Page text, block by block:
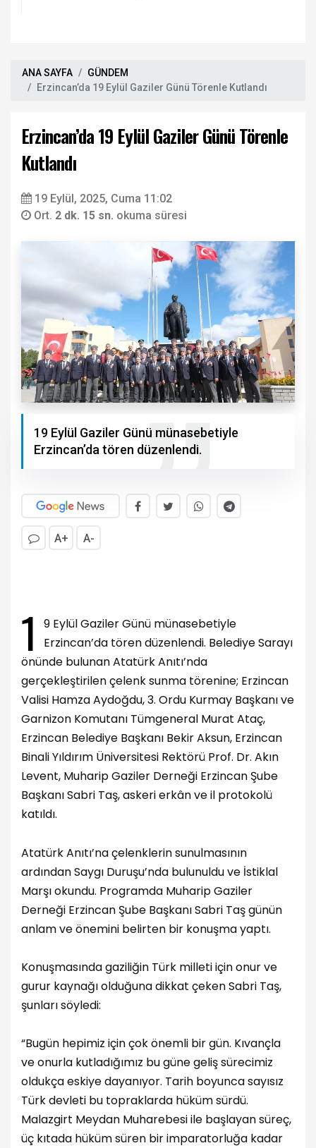
ANA SAYFA
GÜNDEM
Erzincan’da 19 Eylül Gaziler Günü Törenle Kutlandı
Erzincan’da 19 Eylül Gaziler Günü Törenle
Kutlandı
19 Eylül, 2025, Cuma 11:02
Ort. 2 dk. 15 sn. okuma süresi
19 Eylül Gaziler Günü münasebetiyle
Erzincan’da tören düzenlendi.
A+ A-
1
9 Eylül Gaziler Günü münasebetiyle
Erzincan’da tören düzenlendi. Belediye Sarayı
önünde bulunan Atatürk Anıtı’nda
gerçekleştirilen çelenk sunma törenine; Erzincan
Valisi Hamza Aydoğdu, 3. Ordu Kurmay Başkanı ve
Garnizon Komutanı Tümgeneral Murat Ataç,
Erzincan Belediye Başkanı Bekir Aksun, Erzincan
Binali Yıldırım Üniversitesi Rektörü Prof. Dr. Akın
Levent, Muharip Gaziler Derneği Erzincan Şube
Başkanı Sabri Taş, askeri erkân ve il protokolü
katıldı.
Atatürk Anıtı’na çelenklerin sunulmasının
ardından Saygı Duruşu’nda bulunuldu ve İstiklal
Marşı okundu. Programda Muharip Gaziler
Derneği Erzincan Şube Başkanı Sabri Taş günün
anlam ve önemini belirten bir konuşma yaptı.
Konuşmasında gaziliğin Türk milleti için onur ve
gurur kaynağı olduğuna dikkat çeken Sabri Taş,
şunları söyledi:
“Bugün hepimiz için çok önemli bir gün. Kıvançla
ve onurla kutladığımız bu güne geliş sürecimiz
oldukça eskiye dayanıyor. Tarih boyunca sayısız
Türk devleti bu topraklarda hüküm sürdü.
Malazgirt Meydan Muharebesi ile başlayan süreç,
üç kıtada hüküm süren bir imparatorluğa kadar